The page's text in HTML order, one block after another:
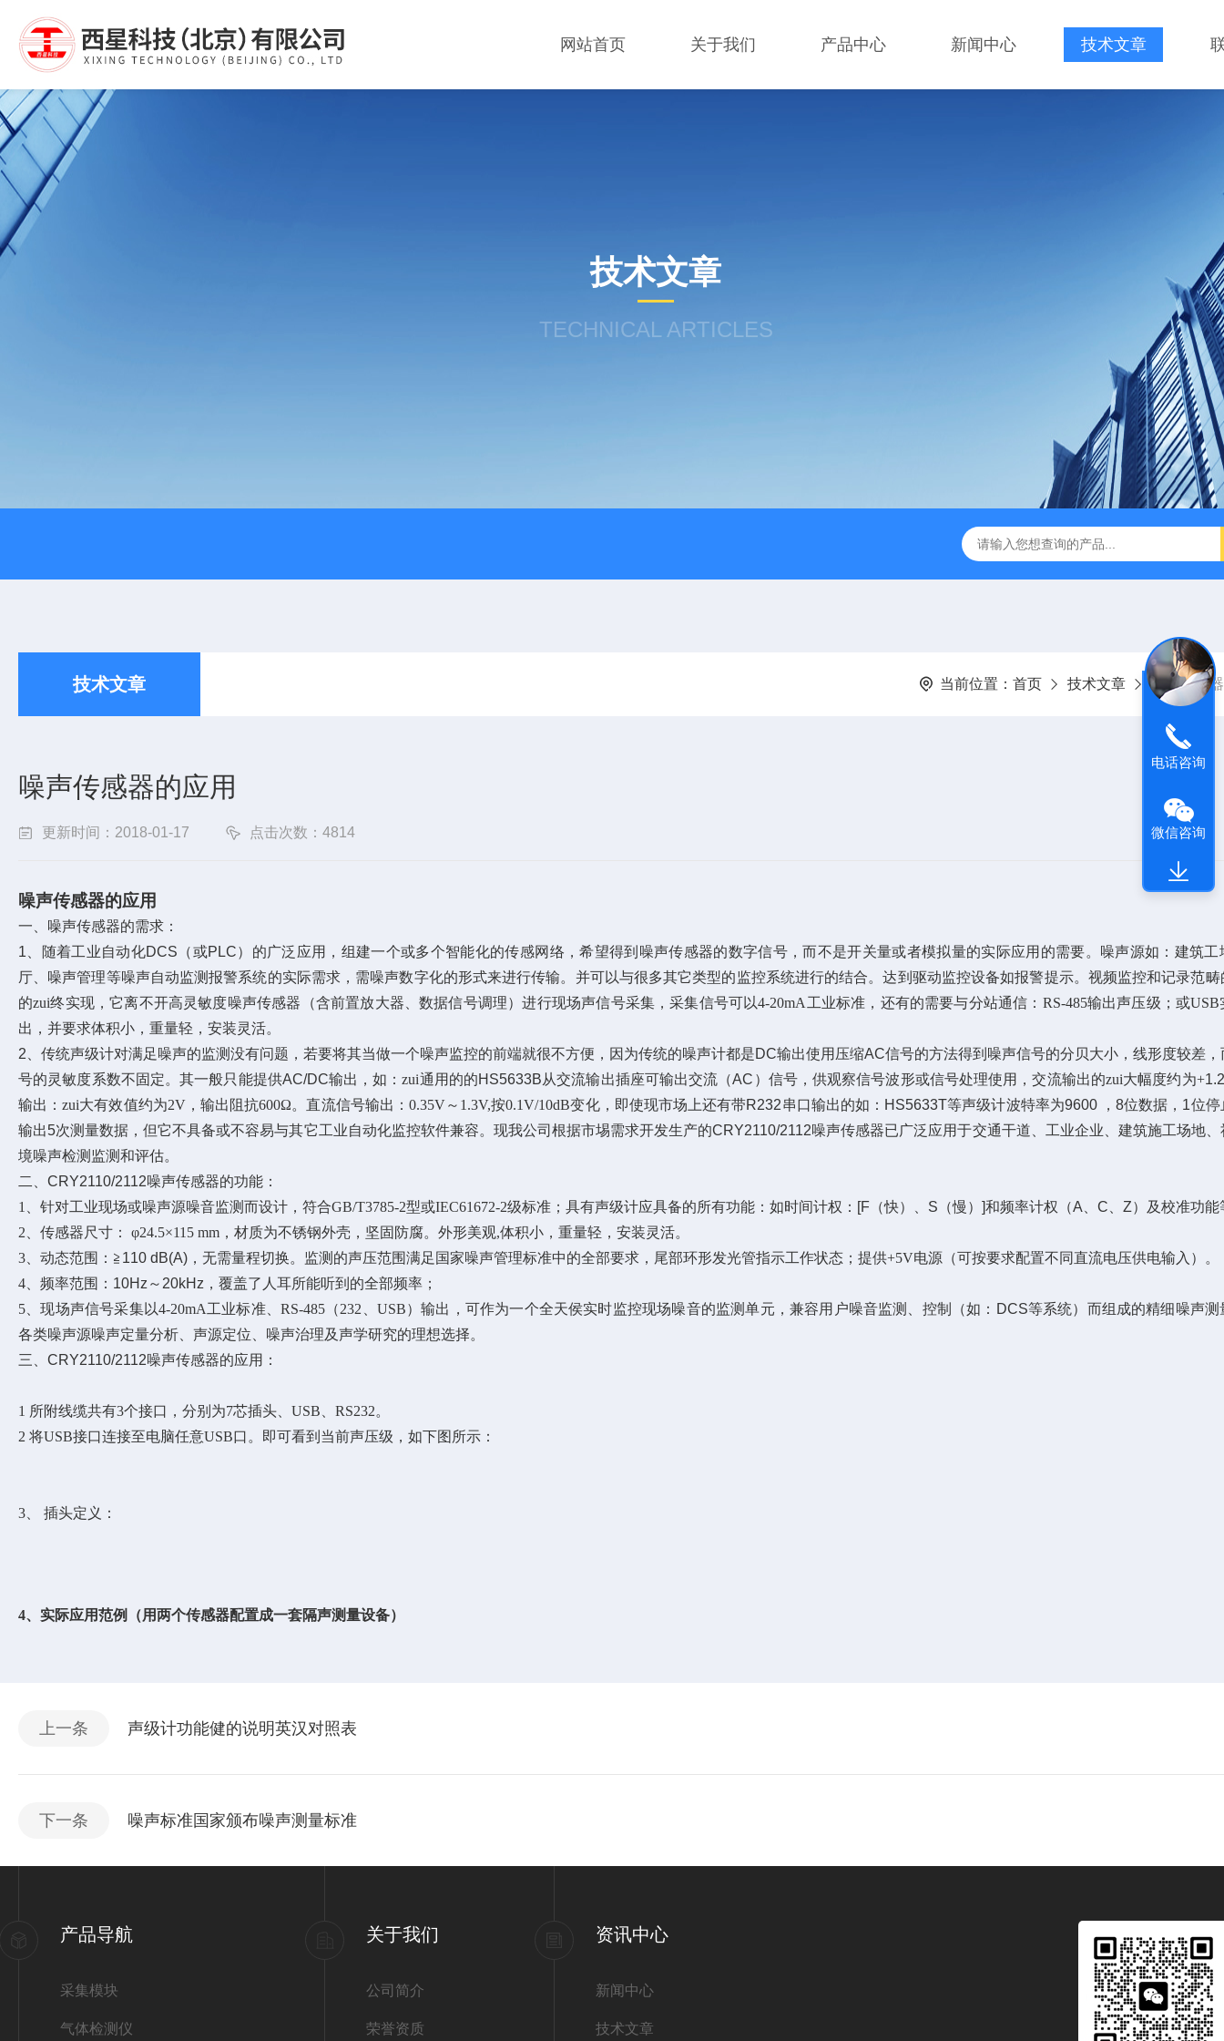
网站首页 关于我们 产品中心 新闻中心 技术文章
技术文章
TECHNICAL ARTICLES
技术文章 当前位置： 首页 技术文章 噪声传感
噪声传感器的应用
更新时间：2018-01-17 点击次数：4814
噪声传感器的应用
一、 噪声传感器的需求：
1、
随着工业自动化DCS （或PLC）的广泛应用， 组建一个或多个智能化的传感网络，希望得到噪声传感器的数字信号，而不是开关量或者模拟量的实际应用的需要。 噪声源如：建筑工
厅、噪声管理等噪声自动监测报警系统的实际需求， 需噪声数字化的形式来进行传输。并可以与很多其它类型的监控系统进行的结合。达到驱动监控设备如报警提示。视频监控和记录范
的zui终实现，它离不开高灵敏度噪声传感器（含前置放大器、数据信号调理）进行现场声信号采集，采集信号可以4-20mA工业标准， 还有的需要与分站通信： RS-485输出声压级；或USB
出，并要求体积小，重量轻，安装灵活。
2、 传统声级计对满足噪声的监测没有问题，若要将其当做一个噪声监控的前端就很不方便，因为传统的噪声计都是DC输出使用压缩AC信号的方法得到噪声信号的分贝大小，线形度较差
号的灵敏度系数不固定。其一般只能提供AC/DC输出，如：zui通用的的HS5633B从交流输出插座可输出交流（AC ）信号，供观察信号波形或信号处理使用，交流输出的zui大幅度约为+
输出：zui大有效值约为2V，输出阻抗600Ω。直流信号输出：0.35V～1.3V,按0.1V/10dB变化，即使现市场上还有带R232串口输出的如： HS5633T等声级计波特率为9600 ，8位数据， 1位停
输出5次测量数据，但它不具备或不容易与其它工业自动化监控软件兼容。现我公司根据市埸需求开发生产的CRY2110/2112噪声传感器已广泛应用于交通干道、工业企业、建筑施工场地
境噪声检测监测和评估。
二、 CRY2110/2112噪声传感器的功能：
1
、针对工业现场或噪声源噪音监测而设计，符合GB/T3785-2型或IEC61672-2级标准； 具有声级计应具备的所有功能：如时间计权： [F （快）、 S （慢） ]和频率计权（A C Z）及校准功能
2 、传感器尺寸： φ24.5×115 mm ， 材质为不锈钢外壳，坚固防腐。 外形美观,体积小，重量轻，安装灵活。
3
动态范围：≧110 dB(A) ，无需量程切换。 监测的声压范围满足国家噪声管理标准中的全部要求， 尾部环形发光管指示工作状态； 提供+5V电源（可按要求配置不同直流电压供电输入）。
4
频率范围： 10Hz ～ 20kHz ， 覆盖了人耳所能听到的全部频率；
5 、现场声信号采集以4-20mA工业标准、RS-485（232、USB）输出，可作为一个全天侯实时监控现场噪音的监测单元，兼容用户噪音监测、控制（如： DCS等系统） 而组成的精细噪声测
各类噪声源噪声定量分析、声源定位、噪声治理及声学研究的理想选择。
三、 CRY2110/2112噪声传感器的应用：
1 所附线缆共有3个接口，分别为7芯插头、 USB RS232。
2 将USB接口连接至电脑任意USB口。即可看到当前声压级，如下图所示：
3 插头定义：
4、实际应用范例（用两个传感器配置成一套隔声测量设备）
上一条 声级计功能健的说明英汉对照表
下一条 噪声标准国家颁布噪声测量标准
产品导航
采集模块
气体检测仪
关于我们
公司简介
荣誉资质
资讯中心
新闻中心
技术文章
电话咨询
微信咨询